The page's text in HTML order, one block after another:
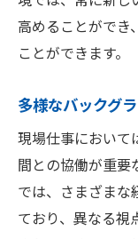
高めることができ
ことができます。
多様なバックグ
現場仕事において
間との協働が重要
では、さまざまな
ており、異なる視